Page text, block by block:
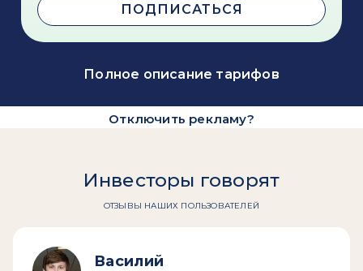
ПОДПИСАТЬСЯ
Полное описание тарифов
Отключить рекламу?
Инвесторы говорят
ОТЗЫВЫ НАШИХ ПОЛЬЗОВАТЕЛЕЙ
Василий